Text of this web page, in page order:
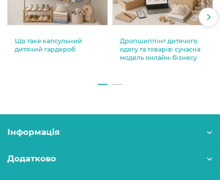
Що таке капсульний
дитячий гардероб
Дропшиппінг дитячого
одягу та товарів: сучасна
модель онлайн-бізнесу
Інформація
Додатково